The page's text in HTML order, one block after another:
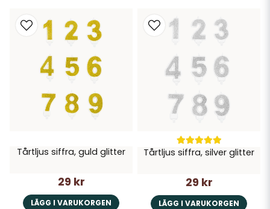
Tårtljus siffra, guld glitter
29 kr
LÄGG I VARUKORGEN
Tårtljus siffra, silver glitter
29 kr
LÄGG I VARUKORGEN